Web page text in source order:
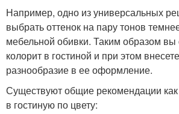
Например, одно из универсальных
выбрать оттенок на пару тонов
мебельной обивки. Таким образом
колорит в гостиной и при этом
разнообразие в ее оформление.
Существуют общие рекомендации
в гостиную по цвету: